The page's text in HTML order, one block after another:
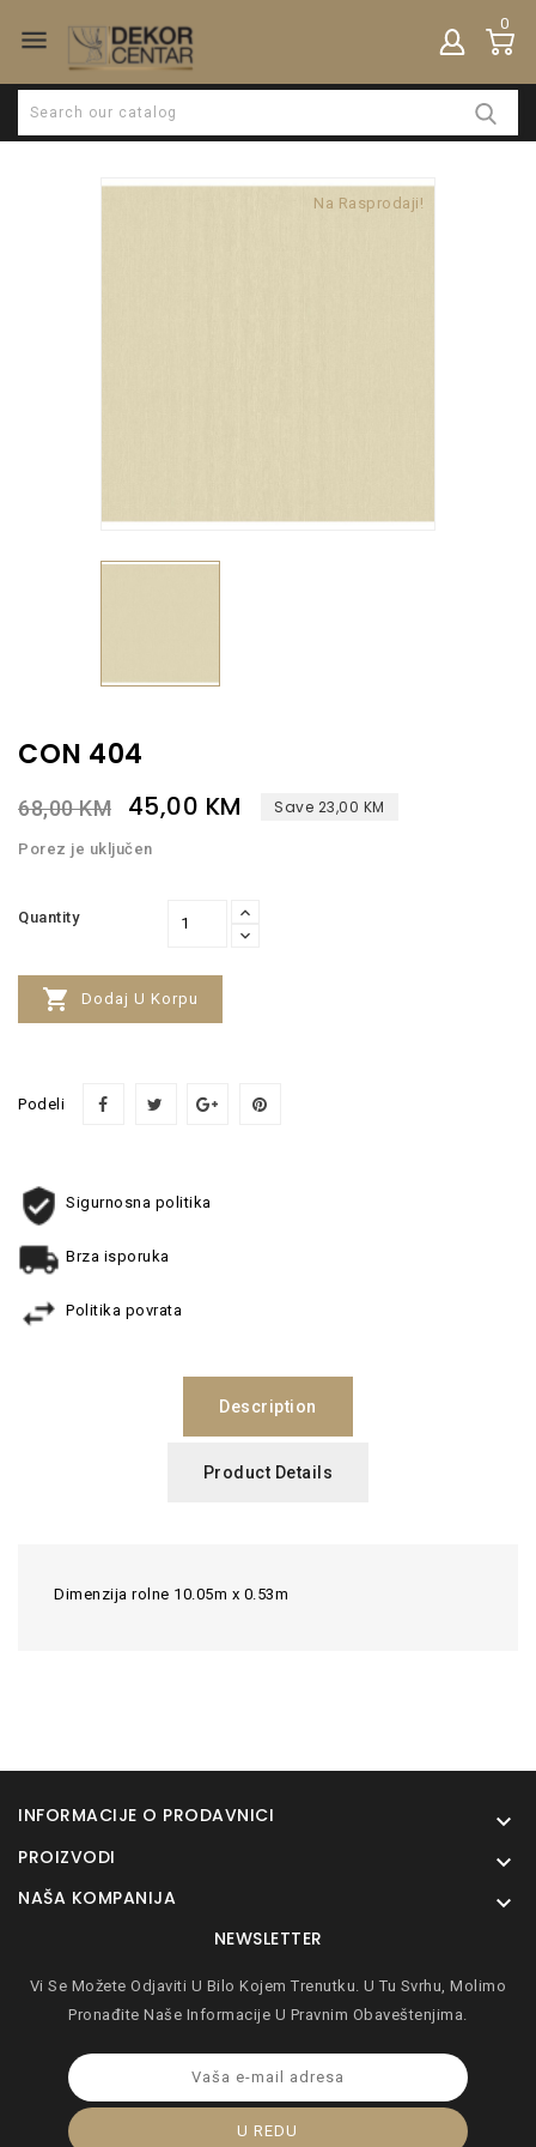

0
Na Rasprodaji!
CON 404
68,00 KM 45,00 KM Save 23,00 KM
Porez je uključen
Quantity
 Dodaj U Korpu
Podeli
Sigurnosna politika
Brza isporuka
Politika povrata
Description
Product Details
Dimenzija rolne 10.05m x 0.53m
INFORMACIJE O PRODAVNICI 
PROIZVODI 
NAŠA KOMPANIJA 
NEWSLETTER
Vi Se Možete Odjaviti U Bilo Kojem Trenutku. U Tu Svrhu, Molimo
Pronađite Naše Informacije U Pravnim Obaveštenjima.